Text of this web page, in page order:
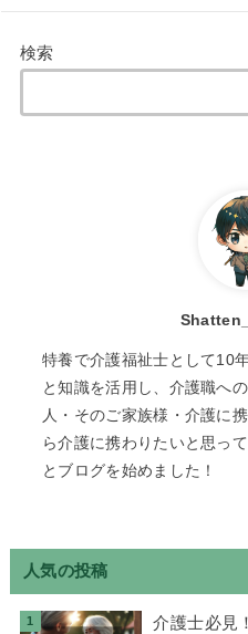
検索
特養で介護福祉士として10
と知識を活用し、介護職へ
人・そのご家族様・介護に
ら介護に携わりたいと思っ
とブログを始めました！
人気の投稿
介護士必見